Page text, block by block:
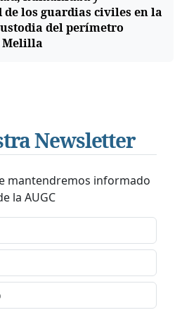
los guardias civiles en la
del perímetro
Melilla
Newsletter
mantendremos informado
la AUGC